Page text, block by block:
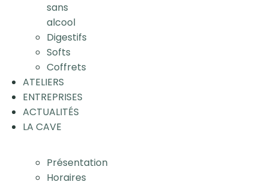
sans
alcool
Digestifs
Softs
Coffrets
ATELIERS
ENTREPRISES
ACTUALITÉS
LA CAVE
Présentation
Horaires